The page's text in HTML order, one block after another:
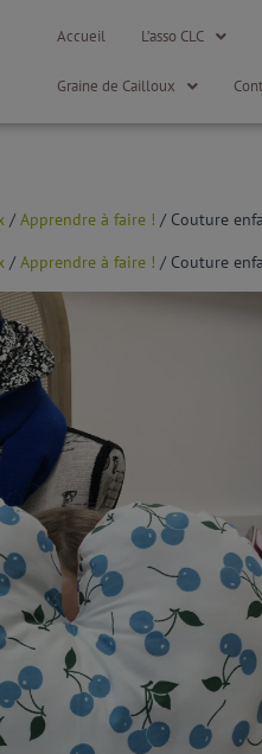
Accueil L’asso CLC
Graine de Cailloux
/Apprendre à faire ! / Couture
/Apprendre à faire ! / Couture